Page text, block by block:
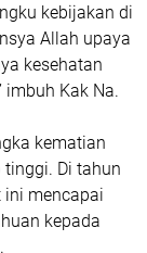
kebijakan di
Allah upaya
kesehatan
imbuh Kak Na.
kematian
Di tahun
ini mencapai
kepada